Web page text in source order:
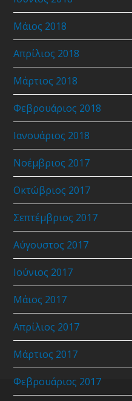
Μάιος 2018
Απρίλιος 2018
Μάρτιος 2018
Φεβρουάριος 2018
Ιανουάριος 2018
Νοέμβριος 2017
Οκτώβριος 2017
Σεπτέμβριος 2017
Αύγουστος 2017
Ιούνιος 2017
Μάιος 2017
Απρίλιος 2017
Μάρτιος 2017
Φεβρουάριος 2017